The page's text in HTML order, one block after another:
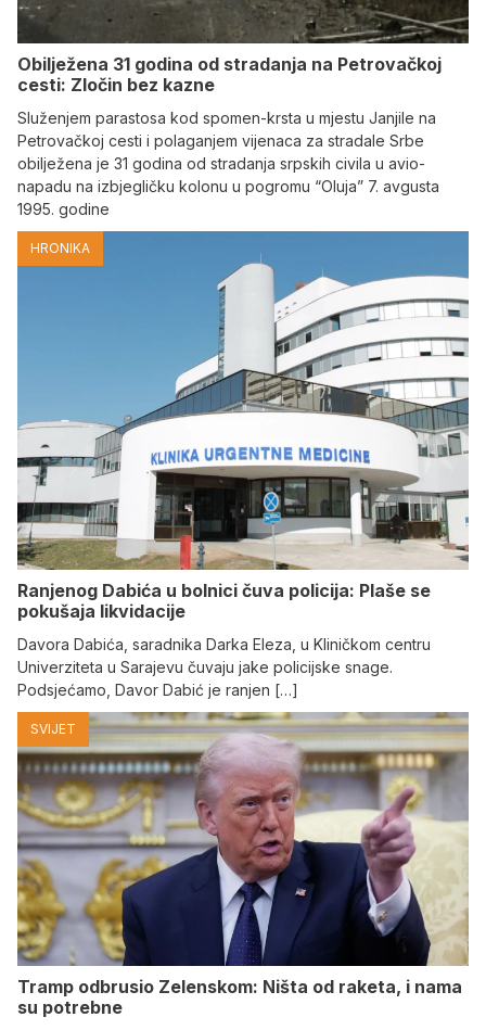
Obilježena 31 godina od stradanja na Petrovačkoj
cesti: Zločin bez kazne
Služenjem parastosa kod spomen-krsta u mjestu Janjile na
Petrovačkoj cesti i polaganjem vijenaca za stradale Srbe
obilježena je 31 godina od stradanja srpskih civila u avio-
napadu na izbjegličku kolonu u pogromu “Oluja” 7. avgusta
1995. godine
HRONIKA
Ranjenog Dabića u bolnici čuva policija: Plaše se
pokušaja likvidacije
Davora Dabića, saradnika Darka Eleza, u Kliničkom centru
Univerziteta u Sarajevu čuvaju jake policijske snage.
Podsjećamo, Davor Dabić je ranjen […]
SVIJET
Tramp odbrusio Zelenskom: Ništa od raketa, i nama
su potrebne